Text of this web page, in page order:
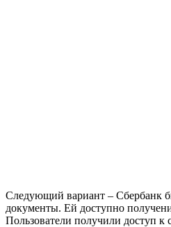
Следующий вариант – Сбербанк
документы. Ей доступно
Пользователи получили доступ к